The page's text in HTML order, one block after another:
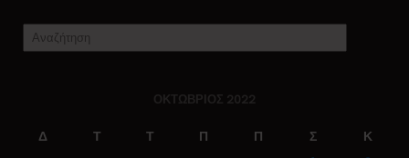
ΟΚΤΏΒΡΙΟΣ 2022
Δ Τ Τ Π Π Σ
Κ